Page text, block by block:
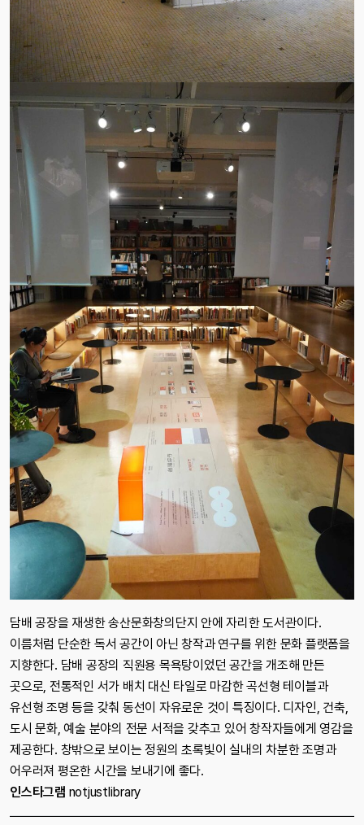
담배 공장을 재생한 송산문화창의단지 안에 자리한 도서관이다.
이름처럼 단순한 독서 공간이 아닌 창작과 연구를 위한 문화 플랫폼을
지향한다. 담배 공장의 직원용 목욕탕이었던 공간을 개조해 만든
곳으로, 전통적인 서가 배치 대신 타일로 마감한 곡선형 테이블과
유선형 조명 등을 갖춰 동선이 자유로운 것이 특징이다. 디자인, 건축,
도시 문화, 예술 분야의 전문 서적을 갖추고 있어 창작자들에게 영감을
제공한다. 창밖으로 보이는 정원의 초록빛이 실내의 차분한 조명과
어우러져 평온한 시간을 보내기에 좋다.
인스타그램 notjustlibrary